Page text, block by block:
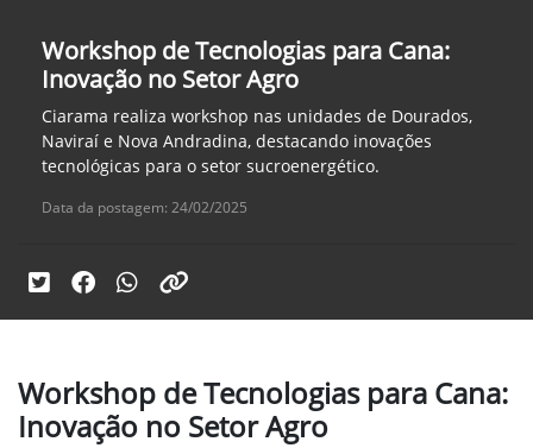
Workshop de Tecnologias para Cana:
Inovação no Setor Agro
Ciarama realiza workshop nas unidades de Dourados,
Naviraí e Nova Andradina, destacando inovações
tecnológicas para o setor sucroenergético.
Data da postagem: 24/02/2025
Workshop de Tecnologias para Cana:
Inovação no Setor Agro